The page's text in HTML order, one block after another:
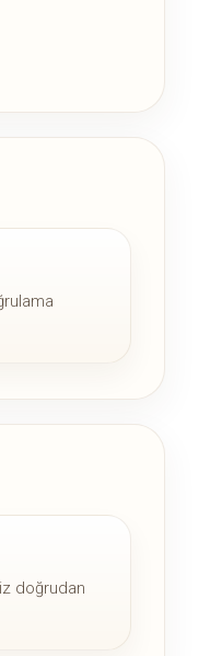
doğrudan